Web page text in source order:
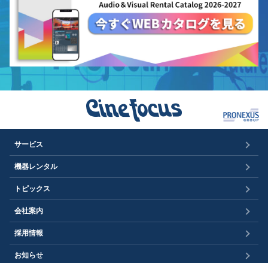
サービス
機器レンタル
トピックス
会社案内
採用情報
お知らせ